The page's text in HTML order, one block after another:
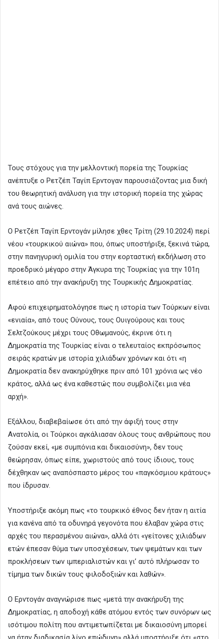
Τους στόχους για την μελλοντική πορεία της Τουρκίας
ανέπτυξε ο Ρετζέπ Ταγίπ Ερντογαν παρουσιάζοντας μια δική
του θεωρητική ανάλυση για την ιστορική πορεία της χώρας
ανά τους αιώνες.
Ο Ρετζέπ Ταγίπ Ερντογάν μίλησε χθες Τρίτη (29.10.2024) περί
νέου «τουρκικού αιώνα» που, όπως υποστήριξε, ξεκινά τώρα,
στην πανηγυρική ομιλία του στην εορταστική εκδήλωση στο
προεδρικό μέγαρο στην Άγκυρα της Τουρκίας για την 101η
επέτειο από την ανακήρυξη της Τουρκικής Δημοκρατίας.
Αφού επιχειρηματολόγησε πως η ιστορία των Τούρκων είναι
«ενιαία», από τους Ούνους, τους Ουιγούρους και τους
Σελτζούκους μέχρι τους Οθωμανούς, έκρινε ότι η
Δημοκρατία της Τουρκίας είναι ο τελευταίος εκπρόσωπος
σειράς κρατών με ιστορία χιλιάδων χρόνων και ότι «η
Δημοκρατία δεν ανακηρύχθηκε πριν από 101 χρόνια ως νέο
κράτος, αλλά ως ένα καθεστώς που συμβολίζει μια νέα
αρχή».
Εξάλλου, διαβεβαίωσε ότι από την άφιξή τους στην
Ανατολία, οι Τούρκοι αγκάλιασαν όλους τους ανθρώπους που
ζούσαν εκεί, «με συμπόνια και δικαιοσύνη», δεν τους
θεώρησαν, όπως είπε, χωριστούς από τους ίδιους, τους
δέχθηκαν ως αναπόσπαστο μέρος του «παγκόσμιου κράτους»
που ίδρυσαν.
Υποστήριξε ακόμη πως «το τουρκικό έθνος δεν ήταν η αιτία
για κανένα από τα οδυνηρά γεγονότα που έλαβαν χώρα στις
αρχές του περασμένου αιώνα», αλλά ότι «γείτονες χιλιάδων
ετών έπεσαν θύμα των υποσχέσεων, των ψεμάτων και των
προκλήσεων των ιμπεριαλιστών και γι’ αυτό πλήρωσαν το
τίμημα των δικών τους φιλοδοξιών και λαθών».
Ο Ερντογάν αναγνώρισε πως «μετά την ανακήρυξη της
Δημοκρατίας, η αποδοχή κάθε ατόμου εντός των συνόρων ως
ισότιμου πολίτη που αντιμετωπίζεται με δικαιοσύνη μπορεί